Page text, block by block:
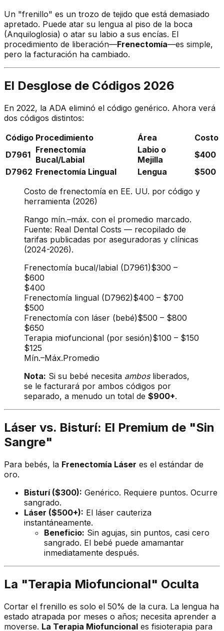
Un "frenillo" es un trozo de tejido que está demasiado
apretado. Puede atar su lengua al piso de la boca
(Anquiloglosia) o atar su labio a sus encías. El
procedimiento de liberación—Frenectomía—es simple,
pero la facturación ha cambiado.
El Desglose de Códigos 2026
En 2022, la ADA eliminó el código genérico. Ahora verá
dos códigos distintos:
Código Procedimiento Área
Costo
D7961 Frenectomía
Bucal/Labial
Labio o
Mejilla
$400
D7962 Frenectomía Lingual Lengua
$500
Costo de frenectomía en EE. UU. por código y
herramienta (2026)
Rango mín.–máx. con el promedio marcado.
Fuente: Real Dental Costs — recopilado de
tarifas publicadas por aseguradoras y clínicas
(2024-2026).
Frenectomía bucal/labial (D7961)$300 –
$600
$400
Frenectomía lingual (D7962)$400 – $700
$500
Frenectomía con láser (bebé)$500 – $800
$650
Terapia miofuncional (por sesión)$100 – $150
$125
Mín.–Máx.Promedio
Nota: Si su bebé necesita ambosliberados,
se le facturará por ambos códigos por
separado, a menudo un total de $900+.
Láser vs. Bisturí: El Premium de "Sin
Sangre"
Para bebés, la Frenectomía Láser es el estándar de
oro.
Bisturí ($300): Genérico. Requiere puntos. Ocurre
sangrado.
Láser ($500+): El láser cauteriza
instantáneamente.
Beneficio: Sin agujas, sin puntos, casi cero
sangrado. El bebé puede amamantar
inmediatamente después.
La "Terapia Miofuncional" Oculta
Cortar el frenillo es solo el 50% de la cura. La lengua ha
estado atrapada por meses o años; necesita aprender a
moverse. La Terapia Miofuncional es fisioterapia para